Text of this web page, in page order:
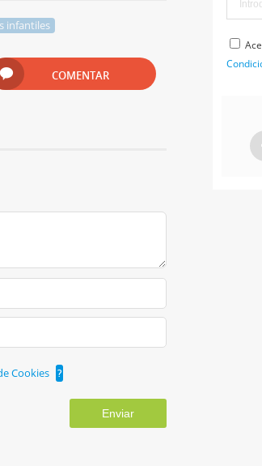
infantiles
COMENTAR
Cookies ?
Enviar